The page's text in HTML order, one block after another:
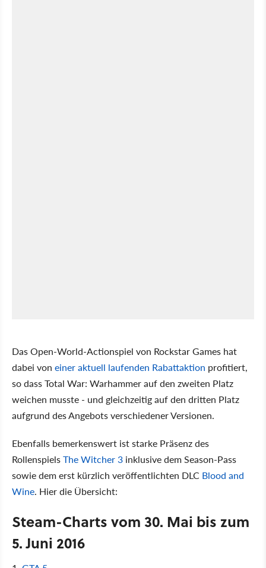
Das Open-World-Actionspiel von Rockstar Games hat
dabei von einer aktuell laufenden Rabattaktion profitiert,
so dass Total War: Warhammer auf den zweiten Platz
weichen musste - und gleichzeitig auf den dritten Platz
aufgrund des Angebots verschiedener Versionen.
Ebenfalls bemerkenswert ist starke Präsenz des
RollenspielsThe Witcher 3 inklusive dem Season-Pass
sowie dem erst kürzlich veröffentlichten DLC Blood and
Wine. Hier die Übersicht:
Steam-Charts vom 30. Mai bis zum
5. Juni 2016